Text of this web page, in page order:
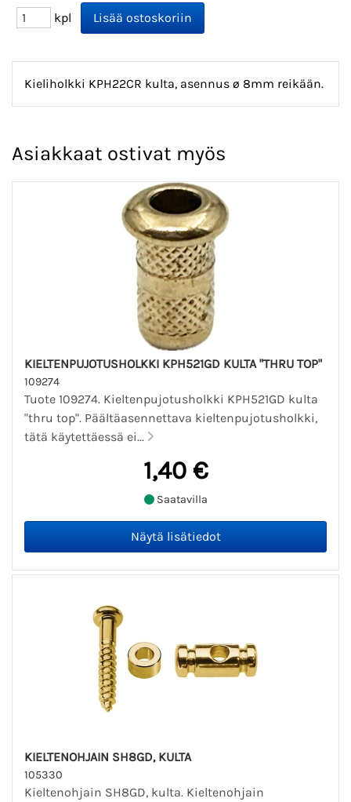
kpl
Kieliholkki KPH22CR kulta, asennus ø 8mm reikään.
Asiakkaat ostivat myös
KIELTENPUJOTUSHOLKKI KPH521GD KULTA "THRU TOP"
109274
Tuote 109274. Kieltenpujotusholkki KPH521GD kulta
"thru top". Päältäasennettava kieltenpujotusholkki,
tätä käytettäessä ei...
1,40 €
Saatavilla
KIELTENOHJAIN SH8GD, KULTA
105330
Kieltenohjain SH8GD, kulta. Kieltenohjain